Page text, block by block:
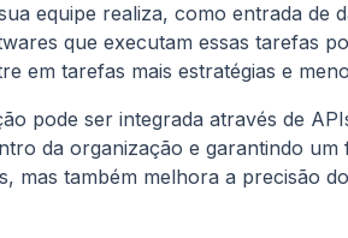
equipe realiza, como entrada de
que executam essas tarefas
em tarefas mais estratégias e
pode ser integrada através de
da organização e garantindo
mas também melhora a precisão